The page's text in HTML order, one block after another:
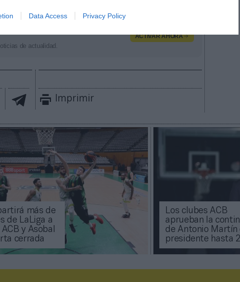
Data Access Privacy Policy
de actualidad.
ACTIVAR AHORA
Imprimir
más de
de LaLiga a
y Asobal
cerrada
Los clubes ACB
aprueban la
de Antonio Martín
presidente hasta